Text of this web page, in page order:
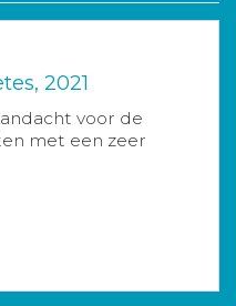
2021
voor de
met een zeer